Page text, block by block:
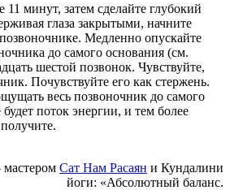
минут, затем сделайте глубокий
глаза закрытыми, начните
Медленно опускайте
до самого основания (см.
шестой позвонок. Чувствуйте,
Почувствуйте его как стержень.
весь позвоночник до самого
поток энергии, и тем более
мастером Сат Нам Расаян и Кундалини
йоги: «Абсолютный баланс.